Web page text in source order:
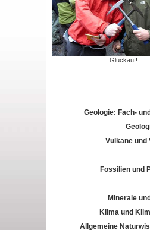
Glückauf!
Geologie: Fach-
Vulkane und
Fossilien und
Minerale
Klima und
Allgemeine